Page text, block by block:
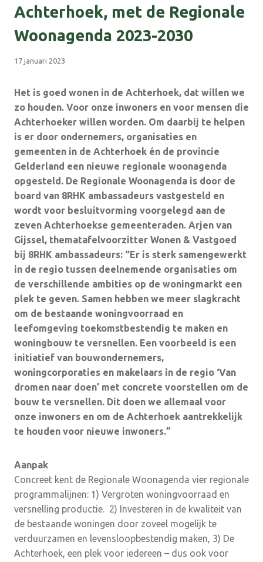
Achterhoek, met de Regionale
Woonagenda 2023-2030
17 januari 2023
Het is goed wonen in de Achterhoek, dat willen we
zo houden. Voor onze inwoners en voor mensen die
Achterhoeker willen worden. Om daarbij te helpen
is er door ondernemers, organisaties en
gemeenten in de Achterhoek én de provincie
Gelderland een nieuwe regionale woonagenda
opgesteld. De Regionale Woonagenda is door de
board van 8RHK ambassadeurs vastgesteld en
wordt voor besluitvorming voorgelegd aan de
zeven Achterhoekse gemeenteraden. Arjen van
Gijssel, thematafelvoorzitter Wonen & Vastgoed
bij 8RHK ambassadeurs: “Er is sterk samengewerkt
in de regio tussen deelnemende organisaties om
de verschillende ambities op de woningmarkt een
plek te geven. Samen hebben we meer slagkracht
om de bestaande woningvoorraad en
leefomgeving toekomstbestendig te maken en
woningbouw te versnellen. Een voorbeeld is een
initiatief van bouwondernemers,
woningcorporaties en makelaars in de regio ‘Van
dromen naar doen’ met concrete voorstellen om de
bouw te versnellen. Dit doen we allemaal voor
onze inwoners en om de Achterhoek aantrekkelijk
te houden voor nieuwe inwoners.”
Aanpak
Concreet kent de Regionale Woonagenda vier regionale
programmalijnen: 1) Vergroten woningvoorraad en
versnelling productie. 2) Investeren in de kwaliteit van
de bestaande woningen door zoveel mogelijk te
verduurzamen en levensloopbestendig maken, 3) De
Achterhoek, een plek voor iedereen – dus ook voor